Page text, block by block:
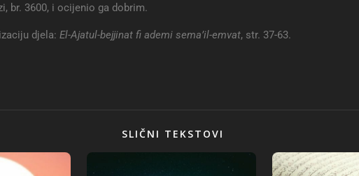
br. 3600, i ocijenio ga dobrim.
djela: El-Ajatul-bejjinat fi ademi sema’il-emvat, str. 37-63.
SLIČNI TEKSTOVI